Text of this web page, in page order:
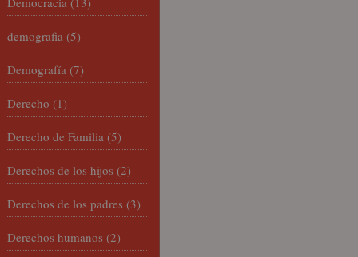
demografia (5)
Demografía (7)
Derecho (1)
Derecho de Familia (5)
Derechos de los hijos (2)
Derechos de los padres (3)
Derechos humanos (2)